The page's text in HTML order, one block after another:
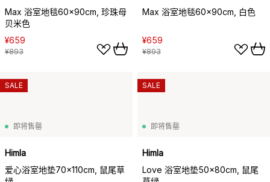
Max 浴室地毯60x90cm, 珍珠母
贝米色
¥659
¥893
Max 浴室地毯60x90cm, 白色
¥659
¥893
即将售罄
Himla
爱心浴室地垫70x110cm, 鼠尾草
SALE
即将售罄
Himla
Love 浴室地垫50x80cm, 鼠尾
SALE